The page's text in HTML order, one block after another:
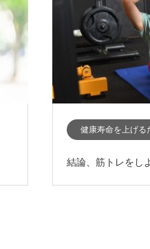
健康寿命を上げる
結論、筋トレをし